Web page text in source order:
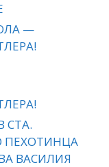
—
СТА.
ПЕХОТИНЦА
ВАСИЛИЯ